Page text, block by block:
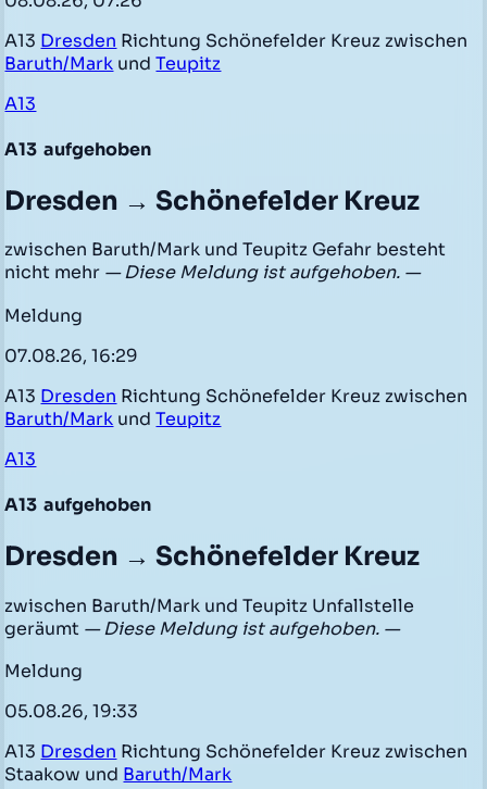
A13 Dresden Richtung Schönefelder Kreuz zwischen
Baruth/Mark undTeupitz
A13
A13 aufgehoben
Dresden → Schönefelder Kreuz
zwischen Baruth/Mark und Teupitz Gefahr besteht
nicht mehr — Diese Meldung ist aufgehoben. —
Meldung
07.08.26, 16:29
A13 Dresden Richtung Schönefelder Kreuz zwischen
Baruth/Mark undTeupitz
A13
A13 aufgehoben
Dresden → Schönefelder Kreuz
zwischen Baruth/Mark und Teupitz Unfallstelle
geräumt — Diese Meldung ist aufgehoben. —
Meldung
05.08.26, 19:33
A13 Dresden Richtung Schönefelder Kreuz zwischen
Staakow und Baruth/Mark